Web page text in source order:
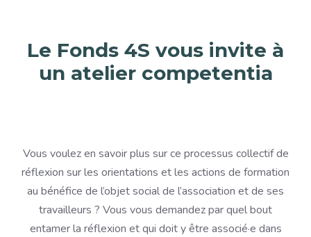
Le Fonds 4S vous invite à
un atelier competentia
Vous voulez en savoir plus sur ce processus collectif de
réflexion sur les orientations et les actions de formation
au bénéfice de l’objet social de l’association et de ses
travailleurs ? Vous vous demandez par quel bout
entamer la réflexion et qui doit y être associé·e dans